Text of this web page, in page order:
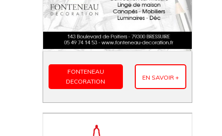
FONTENEAU
DECORATION
EN SAVOIR +